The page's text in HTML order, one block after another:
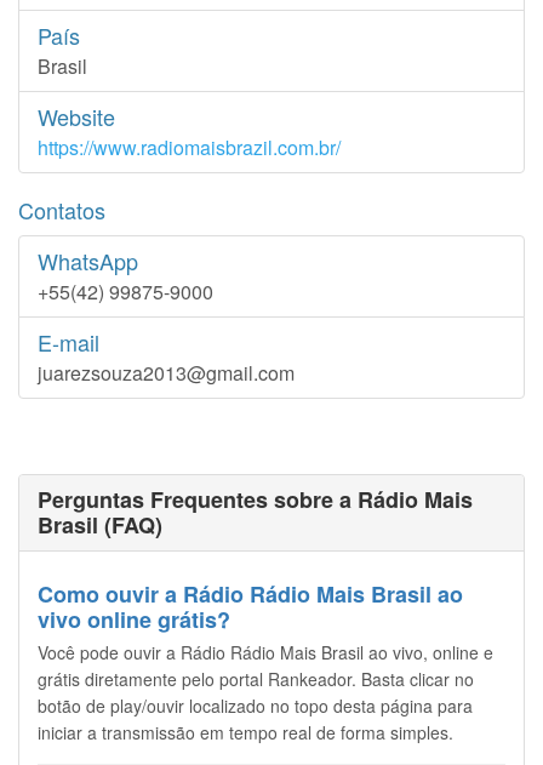
País
Brasil
Website
https://www.radiomaisbrazil.com.br/
Contatos
WhatsApp
+55(42) 99875-9000
E-mail
juarezsouza2013@gmail.com
Perguntas Frequentes sobre a Rádio Mais
Brasil (FAQ)
Como ouvir a Rádio Rádio Mais Brasil ao
vivo online grátis?
Você pode ouvir a Rádio Rádio Mais Brasil ao vivo, online e
grátis diretamente pelo portal Rankeador. Basta clicar no
botão de play/ouvir localizado no topo desta página para
iniciar a transmissão em tempo real de forma simples.